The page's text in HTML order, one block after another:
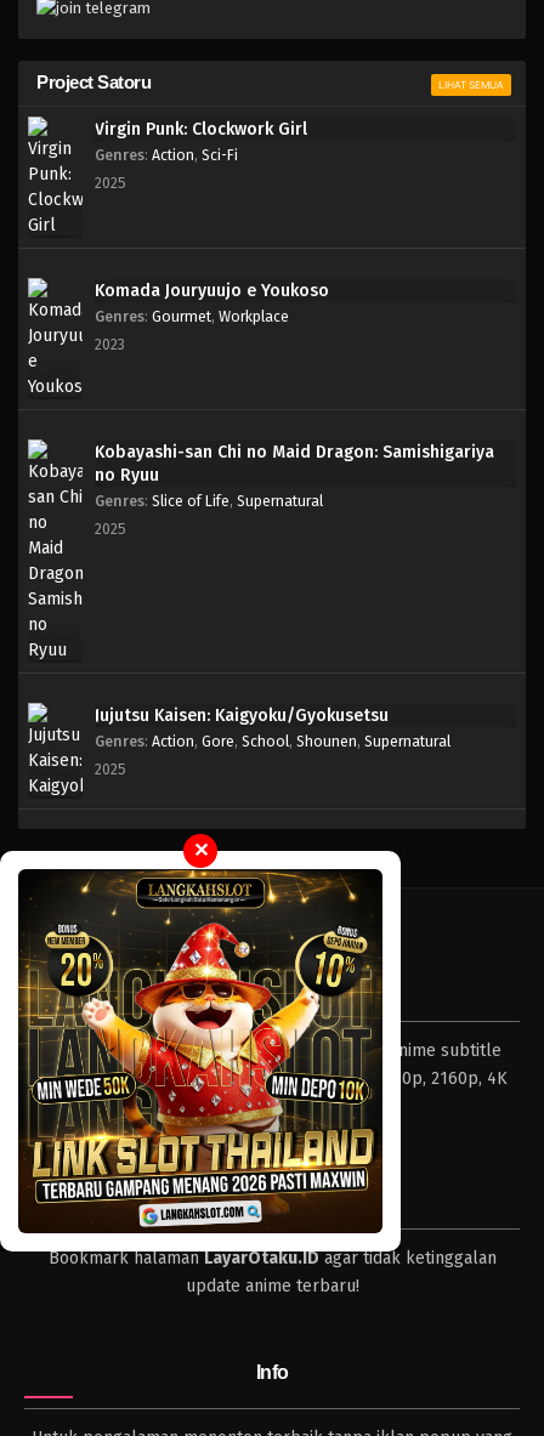
Project Satoru LIHAT SEMUA
Virgin Punk: Clockwork Girl
Genres: Action, Sci-Fi
2025
Komada Jouryuujo e Youkoso
Genres: Gourmet, Workplace
2023
Kobayashi-san Chi no Maid Dragon: Samishigariya
no Ryuu
Genres: Slice of Life, Supernatural
2025
Jujutsu Kaisen: Kaigyoku/Gyokusetsu
Genres: Action, Gore, School, Shounen, Supernatural
2025
✕
Tentang LayarOtaku
Layar Otaku – Tempat nonton dan download anime subtitle
Indonesia resolusi 240p, 360p, 480p, 720p, 1080p, 2160p, 4K
dan format lengkap.
Tips
Bookmark halamanLayarOtaku.IDagar tidak ketinggalan
update anime terbaru!
Info